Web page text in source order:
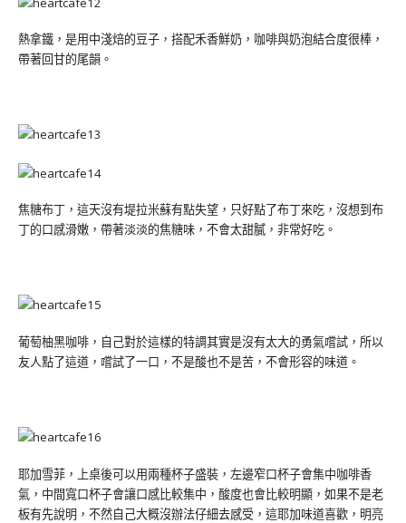
熱拿鐵，是用中淺焙的豆子，搭配禾香鮮奶，咖啡與奶泡結合度很棒，
帶著回甘的尾韻。
焦糖布丁，這天沒有堤拉米蘇有點失望，只好點了布丁來吃，沒想到布
丁的口感滑嫩，帶著淡淡的焦糖味，不會太甜膩，非常好吃。
葡萄柚黑咖啡，自己對於這樣的特調其實是沒有太大的勇氣嚐試，所以
友人點了這道，嚐試了一口，不是酸也不是苦，不會形容的味道。
耶加雪菲，上桌後可以用兩種杯子盛裝，左邊窄口杯子會集中咖啡香
氣，中間寬口杯子會讓口感比較集中，酸度也會比較明顯，如果不是老
板有先說明，不然自己大概沒辦法仔細去感受，這耶加味道喜歡，明亮